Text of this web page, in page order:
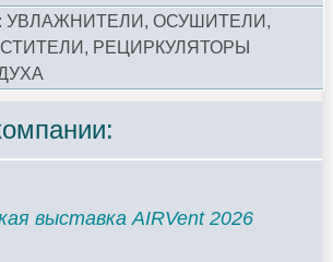
УВЛАЖНИТЕЛИ, ОСУШИТЕЛИ,
РЕЦИРКУЛЯТОРЫ
выставка AIRVent 2026